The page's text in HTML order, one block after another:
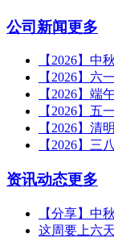
公司新闻更多
【2026】中
【2026】六
【2026】端
【2026】五
【2026】清
【2026】三
资讯动态更多
【分享】中
这周要上六